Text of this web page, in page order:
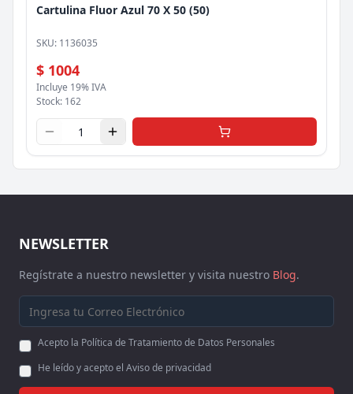
Cartulina Fluor Azul 70 X 50 (50)
SKU: 1136035
$ 1004
Incluye 19% IVA
Stock: 162
NEWSLETTER
Regístrate a nuestro newsletter y visita nuestro Blog.
Acepto la Política de Tratamiento de Datos Personales
He leído y acepto el Aviso de privacidad